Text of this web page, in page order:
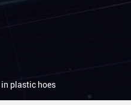
plastic hoes